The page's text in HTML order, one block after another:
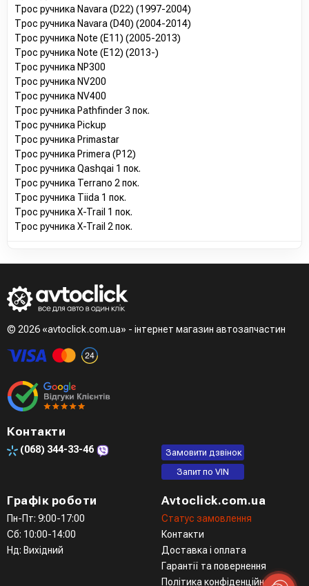
Трос ручника Navara (D22) (1997-2004)
Трос ручника Navara (D40) (2004-2014)
Трос ручника Note (E11) (2005-2013)
Трос ручника Note (E12) (2013-)
Трос ручника NP300
Трос ручника NV200
Трос ручника NV400
Трос ручника Pathfinder 3 пок.
Трос ручника Pickup
Трос ручника Primastar
Трос ручника Primera (P12)
Трос ручника Qashqai 1 пок.
Трос ручника Terrano 2 пок.
Трос ручника Tiida 1 пок.
Трос ручника X-Trail 1 пок.
Трос ручника X-Trail 2 пок.
© 2026 «avtoclick.com.ua» - інтернет магазин автозапчастин
Контакти
(068) 344-33-46
Замовити дзвінок
Запит по VIN
Графік роботи
Пн-Пт: 9:00-17:00
Сб: 10:00-14:00
Нд: Вихідний
Avtoclick.com.ua
Статус замовлення
Контакти
Доставка і оплата
Гарантії та повернення
Політика конфіденційності